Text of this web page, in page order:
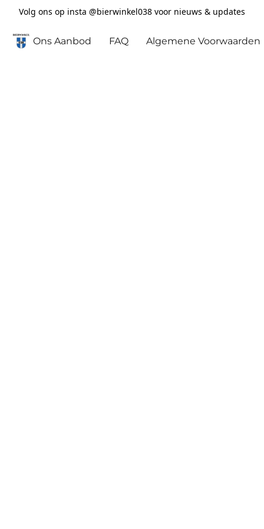
Volg ons op insta @bierwinkel038 voor nieuws & updates
Ons Aanbod FAQ Algemene Voorwaarden